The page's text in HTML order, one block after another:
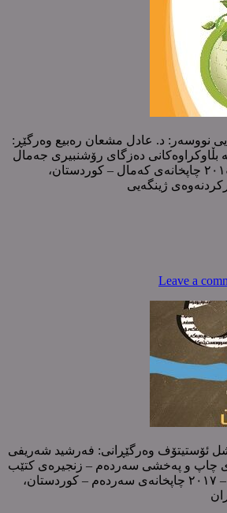
نووسەر: د. عادل مشعان رەبیع وەرگێڕ:
دەزگای رۆشنبیری جەمال
عیرفان چاپی یەکەم – ٢٠١٤ چاپخانەی کەمال – کوردستان،
ژینگەیی
Leave a
ئۆستیتۆف وەرگێڕانی: فەرشید شەریفی
چاپ و پەخشی سەردەم – زنجیرەی کتێب
ژمارە ٨٢٢ چاپی یەکەم – ٢٠١٧ چاپخانەی سەردەم – کوردستان،